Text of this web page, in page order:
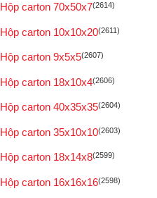
Hộp carton 70x50x7(2614)
Hộp carton 10x10x20(2611)
Hộp carton 9x5x5(2607)
Hộp carton 18x10x4(2606)
Hộp carton 40x35x35(2604)
Hộp carton 35x10x10(2603)
Hộp carton 18x14x8(2599)
Hộp carton 16x16x16(2598)